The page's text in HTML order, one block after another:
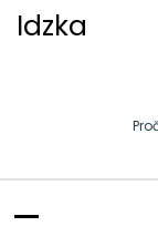
o
Idzka